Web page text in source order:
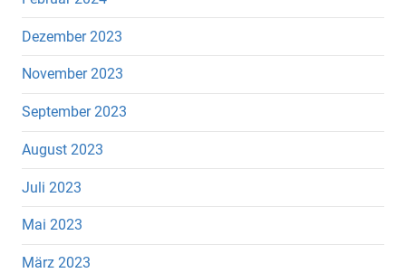
Dezember 2023
November 2023
September 2023
August 2023
Juli 2023
Mai 2023
März 2023